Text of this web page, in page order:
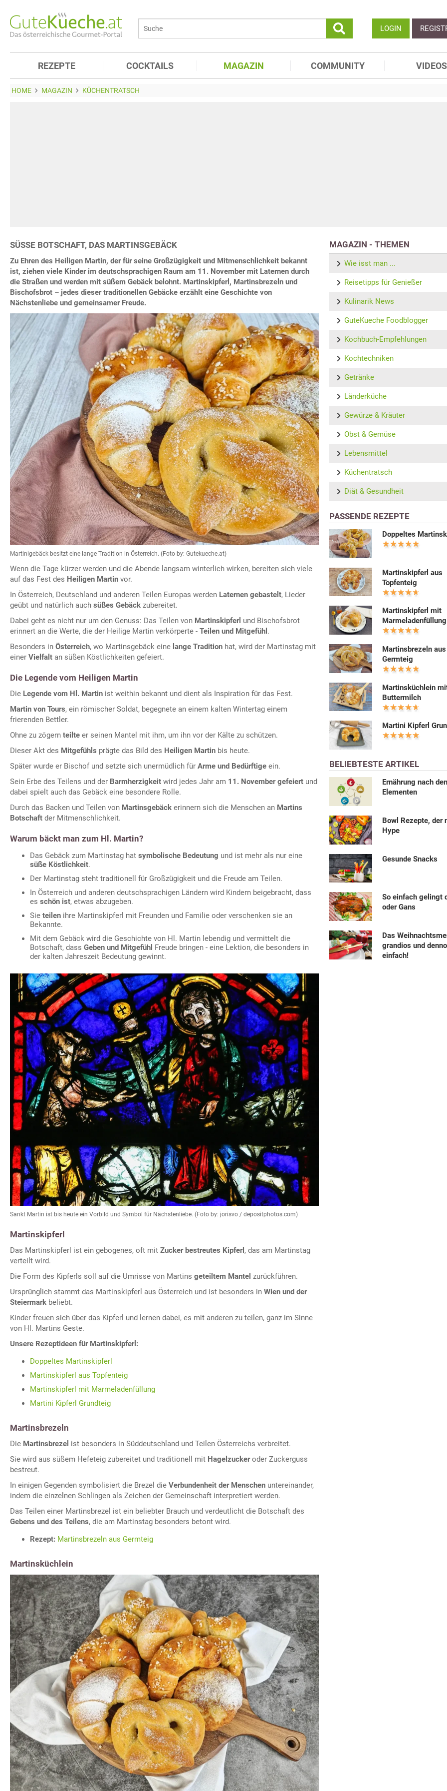
LOGIN
REZEPTE COCKTAILS MAGAZIN COMMUNITY VIDEOS
HOME MAGAZIN KÜCHENTRATSCH
SÜSSE BOTSCHAFT, DAS MARTINSGEBÄCK
Zu Ehren des Heiligen Martin, der für seine Großzügigkeit und Mitmenschlichkeit bekannt
ist, ziehen viele Kinder im deutschsprachigen Raum am 11. November mit Laternen durch
die Straßen und werden mit süßem Gebäck belohnt. Martinskipferl, Martinsbrezeln und
Bischofsbrot – jedes dieser traditionellen Gebäcke erzählt eine Geschichte von
Nächstenliebe und gemeinsamer Freude.
Martinigebäck besitzt eine lange Tradition in Österreich. (Foto by: Gutekueche.at)
Wenn die Tage kürzer werden und die Abende langsam winterlich wirken, bereiten sich viele
auf das Fest des Heiligen Martin vor.
In Österreich, Deutschland und anderen Teilen Europas werden Laternen gebastelt, Lieder
geübt und natürlich auch süßes Gebäck zubereitet.
Dabei geht es nicht nur um den Genuss: Das Teilen von Martinskipferl und Bischofsbrot
erinnert an die Werte, die der Heilige Martin verkörperte - Teilen und Mitgefühl .
Besonders in Österreich, wo Martinsgebäck eine lange Tradition hat, wird der Martinstag mit
einer Vielfalt an süßen Köstlichkeiten gefeiert.
Die Legende vom Heiligen Martin
Die Legende vom Hl. Martin ist weithin bekannt und dient als Inspiration für das Fest.
Martin von Tours, ein römischer Soldat, begegnete an einem kalten Wintertag einem
frierenden Bettler.
Ohne zu zögern teilte er seinen Mantel mit ihm, um ihn vor der Kälte zu schützen.
Dieser Akt des Mitgefühls prägte das Bild des Heiligen Martin bis heute.
Später wurde er Bischof und setzte sich unermüdlich für Arme und Bedürftige ein.
Sein Erbe des Teilens und der Barmherzigkeit wird jedes Jahr am 11. November gefeiert und
dabei spielt auch das Gebäck eine besondere Rolle.
Durch das Backen und Teilen von Martinsgebäck erinnern sich die Menschen an Martins
Botschaft der Mitmenschlichkeit.
Warum bäckt man zum Hl. Martin?
Das Gebäck zum Martinstag hat symbolische Bedeutung und ist mehr als nur eine
süße Köstlichkeit.
Der Martinstag steht traditionell für Großzügigkeit und die Freude am Teilen.
In Österreich und anderen deutschsprachigen Ländern wird Kindern beigebracht, dass
es schön ist, etwas abzugeben.
Sie teilen ihre Martinskipferl mit Freunden und Familie oder verschenken sie an
Bekannte.
Mit dem Gebäck wird die Geschichte von Hl. Martin lebendig und vermittelt die
Botschaft, dass Geben und Mitgefühl Freude bringen - eine Lektion, die besonders in
der kalten Jahreszeit Bedeutung gewinnt.
Sankt Martin ist bis heute ein Vorbild und Symbol für Nächstenliebe. (Foto by: jorisvo / depositphotos.com)
Martinskipferl
Das Martinskipferl ist ein gebogenes, oft mit Zucker bestreutes Kipferl , das am Martinstag
verteilt wird.
Die Form des Kipferls soll auf die Umrisse von Martins geteiltem Mantel zurückführen.
Ursprünglich stammt das Martinskipferl aus Österreich und ist besonders in Wien und der
Steiermark beliebt.
Kinder freuen sich über das Kipferl und lernen dabei, es mit anderen zu teilen, ganz im Sinne
von Hl. Martins Geste.
Unsere Rezeptideen für Martinskipferl:
Doppeltes Martinskipferl
Martinskipferl aus Topfenteig
Martinskipferl mit Marmeladenfüllung
Martini Kipferl Grundteig
Martinsbrezeln
Die Martinsbrezel ist besonders in Süddeutschland und Teilen Österreichs verbreitet.
Sie wird aus süßem Hefeteig zubereitet und traditionell mit Hagelzuckeroder Zuckerguss
bestreut.
In einigen Gegenden symbolisiert die Brezel die Verbundenheit der Menschen untereinander,
indem die einzelnen Schlingen als Zeichen der Gemeinschaft interpretiert werden.
Das Teilen einer Martinsbrezel ist ein beliebter Brauch und verdeutlicht die Botschaft des
Gebens und des Teilens, die am Martinstag besonders betont wird.
Rezept: Martinsbrezeln aus Germteig
Martinsküchlein
MAGAZIN - THEMEN
Wie isst man ...
Reisetipps für Genießer
Kulinarik News
GuteKueche Foodblogger
Kochbuch-Empfehlungen
Kochtechniken
Getränke
Länderküche
Gewürze & Kräuter
Obst & Gemüse
Lebensmittel
Küchentratsch
Diät & Gesundheit
PASSENDE REZEPTE
Doppeltes
Martinskipferl aus
Topfenteig
Martinskipferl mit
Marmeladenfüllung
Martinsbrezeln aus
Germteig
Martinsküchlein
Buttermilch
Martini Kipferl
BELIEBTESTE ARTIKEL
Ernährung nach
Elementen
Bowl Rezepte, der
Hype
Gesunde Snacks
So einfach gelingt
oder Gans
Das
grandios und
einfach!